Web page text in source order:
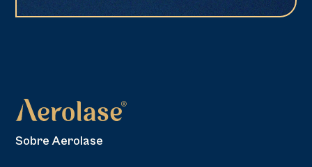
Sobre Aerolase